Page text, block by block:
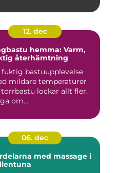
12. dec
hemma: Varm,
återhämtning
fuktig bastuupplevelse
mildare temperaturer
torrbastu lockar allt fler.
om...
06. dec
med massage i